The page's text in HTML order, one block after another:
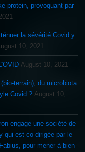
protein, provoquant par
la sévérité Covid y
10, 2021
August 10, 2021
terrain), du microbiota
Covid ? August 10,
engage une société de
qui est co-dirigée par le
pour mener à bien